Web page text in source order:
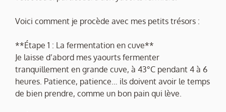
Voici comment je procède avec mes petits trésors :
**Étape 1 : La fermentation en cuve**
Je laisse d’abord mes yaourts fermenter
tranquillement en grande cuve, à 43°C pendant 4 à 6
heures. Patience, patience… ils doivent avoir le temps
de bien prendre, comme un bon pain qui lève.